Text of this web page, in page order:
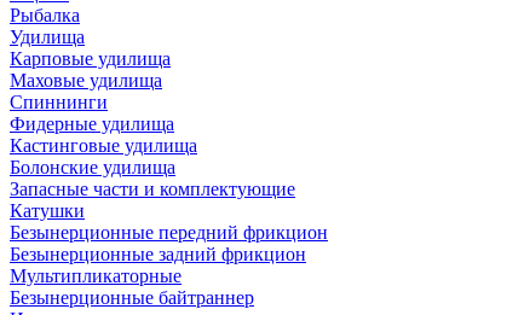
Рыбалка
Удилища
Карповые удилища
Маховые удилища
Спиннинги
Фидерные удилища
Кастинговые удилища
Болонские удилища
Запасные части и комплектующие
Катушки
Безынерционные передний фрикцион
Безынерционные задний фрикцион
Мультипликаторные
Безынерционные байтраннер